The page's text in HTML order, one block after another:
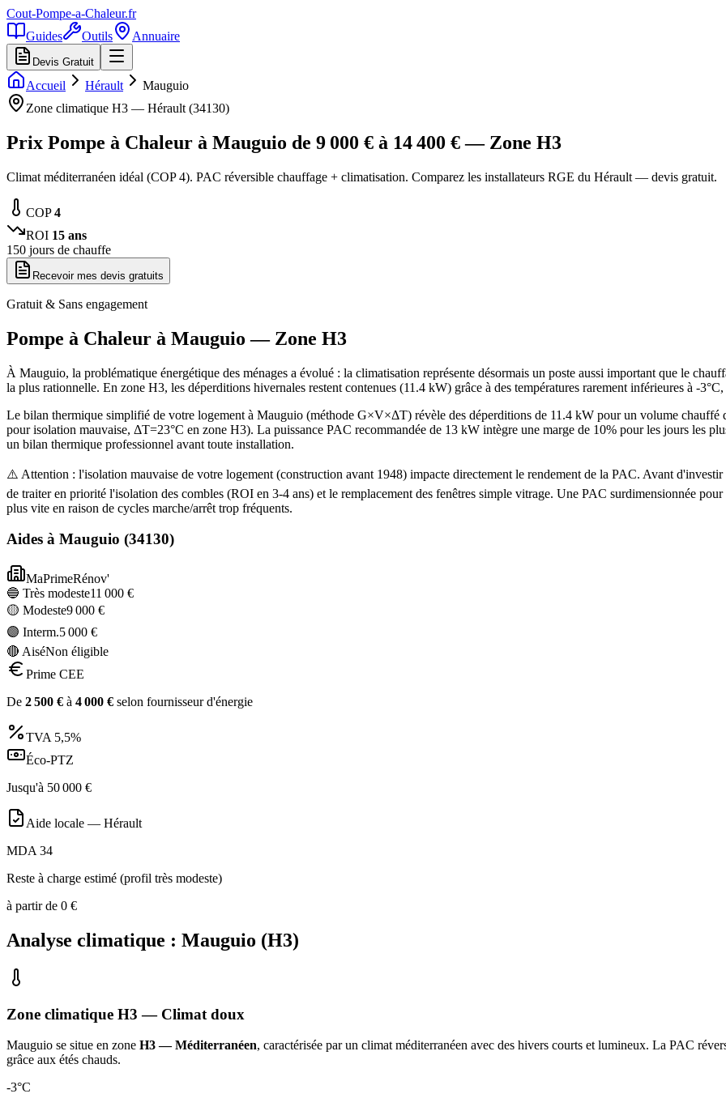
Cout-Pompe-a-Chaleur.fr
Guides
Outils Annuaire
Devis Gratuit
Accueil Hérault
Mauguio
Zone climatique H3 — Hérault (34130)
Prix Pompe à Chaleur à Mauguio de 9 000 € à 14 400 € — Zone H3
Climat méditerranéen idéal (COP 4). PAC réversible chauffage + climatisation. Comparez les installateurs RGE du Hérault — devis gratuit.
COP4
ROI 15 ans
150 jours de chauffe
Recevoir mes devis gratuits
Gratuit & Sans engagement
Pompe à Chaleur à Mauguio — Zone H3
À Mauguio, la problématique énergétique des ménages a évolué : la climatisation représente désormais un poste aussi important que le
la plus rationnelle. En zone H3, les déperditions hivernales restent contenues (11.4 kW) grâce à des températures rarement inférieures à -
Le bilan thermique simplifié de votre logement à Mauguio (méthode G×V×ΔT) révèle des déperditions de 11.4 kW pour un volume
pour isolation mauvaise, ΔT=23°C en zone H3). La puissance PAC recommandée de 13 kW intègre une marge de 10% pour les jours les
un bilan thermique professionnel avant toute installation.
⚠️ Attention : l'isolation mauvaise de votre logement (construction avant 1948) impacte directement le rendement de la PAC. Avant
de traiter en priorité l'isolation des combles (ROI en 3-4 ans) et le remplacement des fenêtres simple vitrage. Une PAC surdimensionnée
plus vite en raison de cycles marche/arrêt trop fréquents.
Aides à Mauguio (34130)
MaPrimeRénov'
🔵 Très modeste11 000 €
🟡 Modeste9 000 €
🟣 Interm.5 000 €
🔴 AiséNon éligible
Prime CEE
De 2 500 € à 4 000 € selon fournisseur d'énergie
TVA 5,5%
Éco-PTZ
Jusqu'à 50 000 €
Aide locale — Hérault
MDA 34
Reste à charge estimé (profil très modeste)
à partir de 0 €
Analyse climatique : Mauguio (H3)
Zone climatique H3 — Climat doux
Mauguio se situe en zone H3 — Méditerranéen, caractérisée par un climat méditerranéen avec des hivers courts et lumineux. La PAC
grâce aux étés chauds.
-3°C